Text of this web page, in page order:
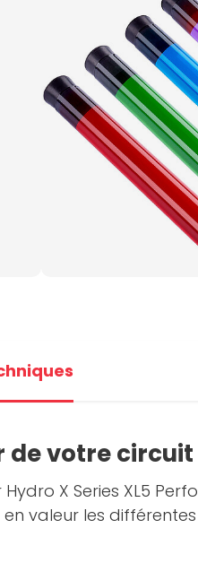
de votre circuit
X Series XL5
valeur les